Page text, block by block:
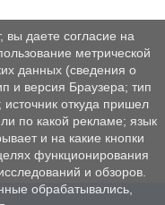
вы даете согласие на
метрической
данных (сведения о
и версия Браузера; тип
откуда пришел
по какой рекламе; язык
и на какие кнопки
функционирования
и обзоров.
обрабатывались,